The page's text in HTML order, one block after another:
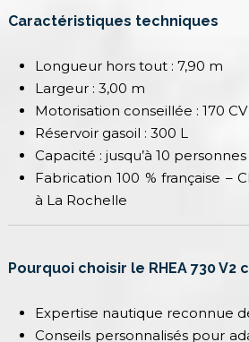
Caractéristiques techniques
Longueur hors tout : 7,90 m
Largeur : 3,00 m
Motorisation conseillée : 170 CV
Réservoir gasoil : 300 L
Capacité : jusqu’à 10
Fabrication 100 % française –
à La Rochelle
Pourquoi choisir le RHEA 730 V2
Expertise nautique reconnue
Conseils personnalisés pour